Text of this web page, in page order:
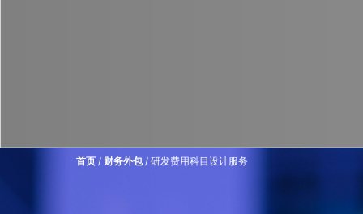
首页 / 财务外包/ 研发费用科目设计服务